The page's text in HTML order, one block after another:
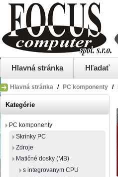
Hlavná stránka Hľadať
Hlavná stránka / PC komponenty /
Kategórie
PC komponenty
Skrinky PC
Zdroje
Matičné dosky (MB)
s integrovanym CPU